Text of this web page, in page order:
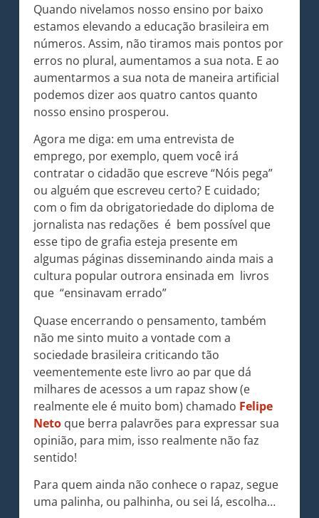
Quando nivelamos nosso ensino por baixo
estamos elevando a educação brasileira em
números. Assim, não tiramos mais pontos por
erros no plural, aumentamos a sua nota. E ao
aumentarmos a sua nota de maneira artificial
podemos dizer aos quatro cantos quanto
nosso ensino prosperou.
Agora me diga: em uma entrevista de
emprego, por exemplo, quem você irá
contratar o cidadão que escreve “Nóis pega”
ou alguém que escreveu certo? E cuidado;
com o fim da obrigatoriedade do diploma de
jornalista nas redações é bem possível que
esse tipo de grafia esteja presente em
algumas páginas disseminando ainda mais a
cultura popular outrora ensinada em livros
que “ensinavam errado”
Quase encerrando o pensamento, também
não me sinto muito a vontade com a
sociedade brasileira criticando tão
veementemente este livro ao par que dá
milhares de acessos a um rapaz show (e
realmente ele é muito bom) chamado Felipe
Netoque berra palavrões para expressar sua
opinião, para mim, isso realmente não faz
sentido!
Para quem ainda não conhece o rapaz, segue
uma palinha, ou palhinha, ou sei lá, escolha…